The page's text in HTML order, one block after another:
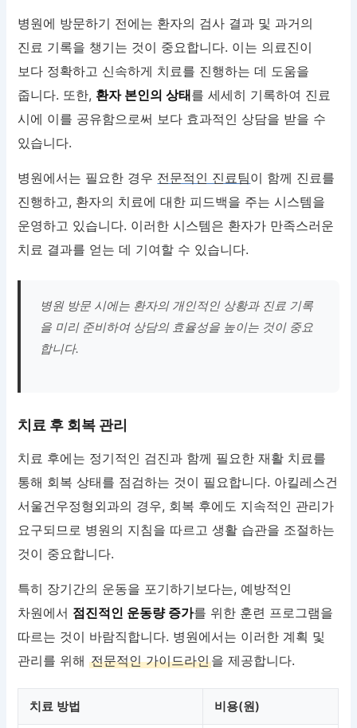
병원에 방문하기 전에는 환자의 검사 결과 및 과거의
진료 기록을 챙기는 것이 중요합니다. 이는 의료진이
보다 정확하고 신속하게 치료를 진행하는 데 도움을
줍니다. 또한, 환자 본인의 상태를 세세히 기록하여 진료
시에 이를 공유함으로써 보다 효과적인 상담을 받을 수
있습니다.
병원에서는 필요한 경우 전문적인 진료팀이 함께 진료를
진행하고, 환자의 치료에 대한 피드백을 주는 시스템을
운영하고 있습니다. 이러한 시스템은 환자가 만족스러운
치료 결과를 얻는 데 기여할 수 있습니다.
병원 방문 시에는 환자의 개인적인 상황과 진료 기록
을 미리 준비하여 상담의 효율성을 높이는 것이 중요
합니다.
치료 후 회복 관리
치료 후에는 정기적인 검진과 함께 필요한 재활 치료를
통해 회복 상태를 점검하는 것이 필요합니다. 아킬레스건
서울건우정형외과의 경우, 회복 후에도 지속적인 관리가
요구되므로 병원의 지침을 따르고 생활 습관을 조절하는
것이 중요합니다.
특히 장기간의 운동을 포기하기보다는, 예방적인
차원에서 점진적인 운동량 증가를 위한 훈련 프로그램을
따르는 것이 바람직합니다. 병원에서는 이러한 계획 및
관리를 위해전문적인 가이드라인을 제공합니다.
치료 방법 비용(원)